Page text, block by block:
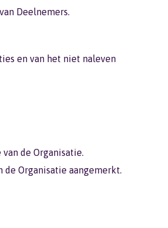
Deelnemers.
en van het niet naleven
de Organisatie.
Organisatie aangemerkt.